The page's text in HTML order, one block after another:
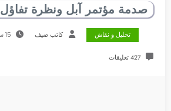
صدمة مؤتمر آبل ونظرة تفاؤل
تحليل و نقاش كاتب ضيف 15 سنة منذ النشر
427 تعليقات